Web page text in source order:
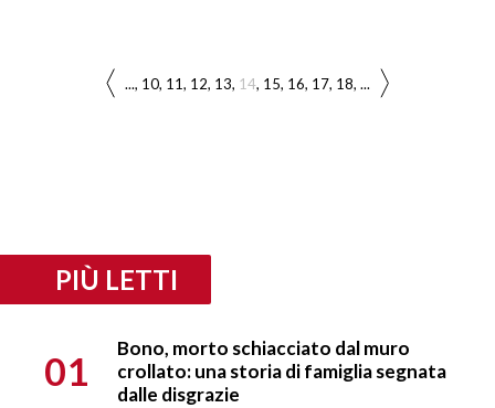
... 10 11 12 13 14 15 16 17 18 ...
PIÙ LETTI
01
Bono, morto schiacciato dal muro
crollato: una storia di famiglia segnata
dalle disgrazie